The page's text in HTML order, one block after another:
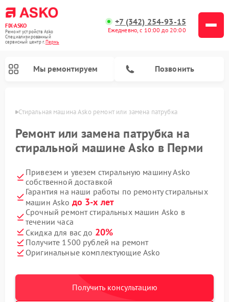
FIX-ASKO
Ремонт устройств Asko
Специализированный
cервисный центр г.Пермь
+7 (342) 254-93-15
Ежедневно, с 10:00 до 20:00
Мы ремонтируем Позвонить
Стиральная машина Asko ремонт или замена патрубка
Ремонт или замена патрубка на
стиральной машине Asko в Перми
Привезем и увезем стиральную машину Asko
собственной доставкой
Гарантия на наши работы по ремонту стиральных
машин Asko до 3-х лет
Срочный ремонт стиральных машин Asko в
течении часа
Скидка для вас до 20%
Получите 1500 рублей на ремонт
Оригинальные комплектующие Asko
Получить консультацию